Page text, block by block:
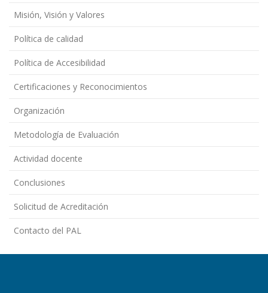
Misión, Visión y Valores
Política de calidad
Política de Accesibilidad
Certificaciones y Reconocimientos
Organización
Metodología de Evaluación
Actividad docente
Conclusiones
Solicitud de Acreditación
Contacto del PAL